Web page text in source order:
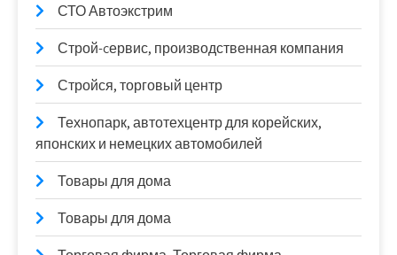
СТО Автоэкстрим
Строй-cервис, производственная компания
Стройся, торговый центр
Технопарк, автотехцентр для корейских,
японских и немецких автомобилей
Товары для дома
Товары для дома